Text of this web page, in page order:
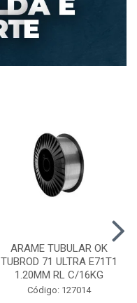
ARAME TUBULAR OK
TUBROD 71 ULTRA E71T1
1.20MM RL C/16KG
Código: 127014